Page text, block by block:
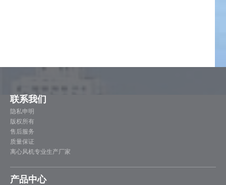
联系我们
隐私申明
版权所有
售后服务
质量保证
离心风机专业生产厂家
产品中心